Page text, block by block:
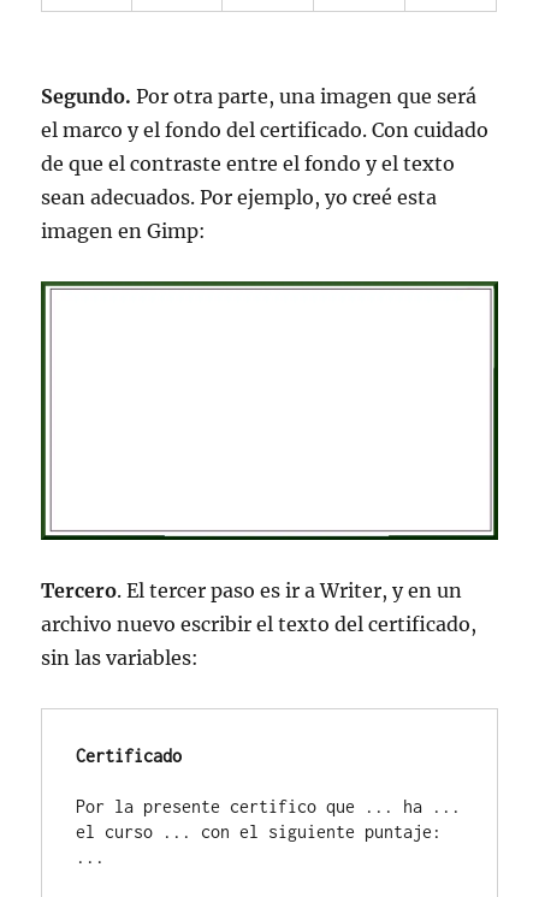
Segundo. Por otra parte, una imagen que será
el marco y el fondo del certificado. Con cuidado
de que el contraste entre el fondo y el texto
sean adecuados. Por ejemplo, yo creé esta
imagen en Gimp:
Tercero. El tercer paso es ir a Writer, y en un
archivo nuevo escribir el texto del certificado,
sin las variables:
Certificado
Por la presente certifico que ... ha ...
el curso ... con el siguiente puntaje:
...